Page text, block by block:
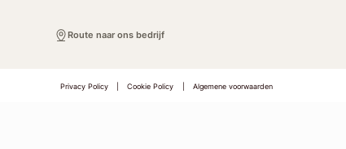
Route naar ons bedrijf
Privacy Policy Cookie Policy Algemene voorwaarden